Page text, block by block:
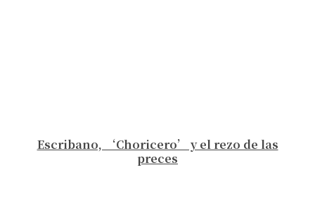
Escribano, ‘Choricero’ y el rezo de las
preces